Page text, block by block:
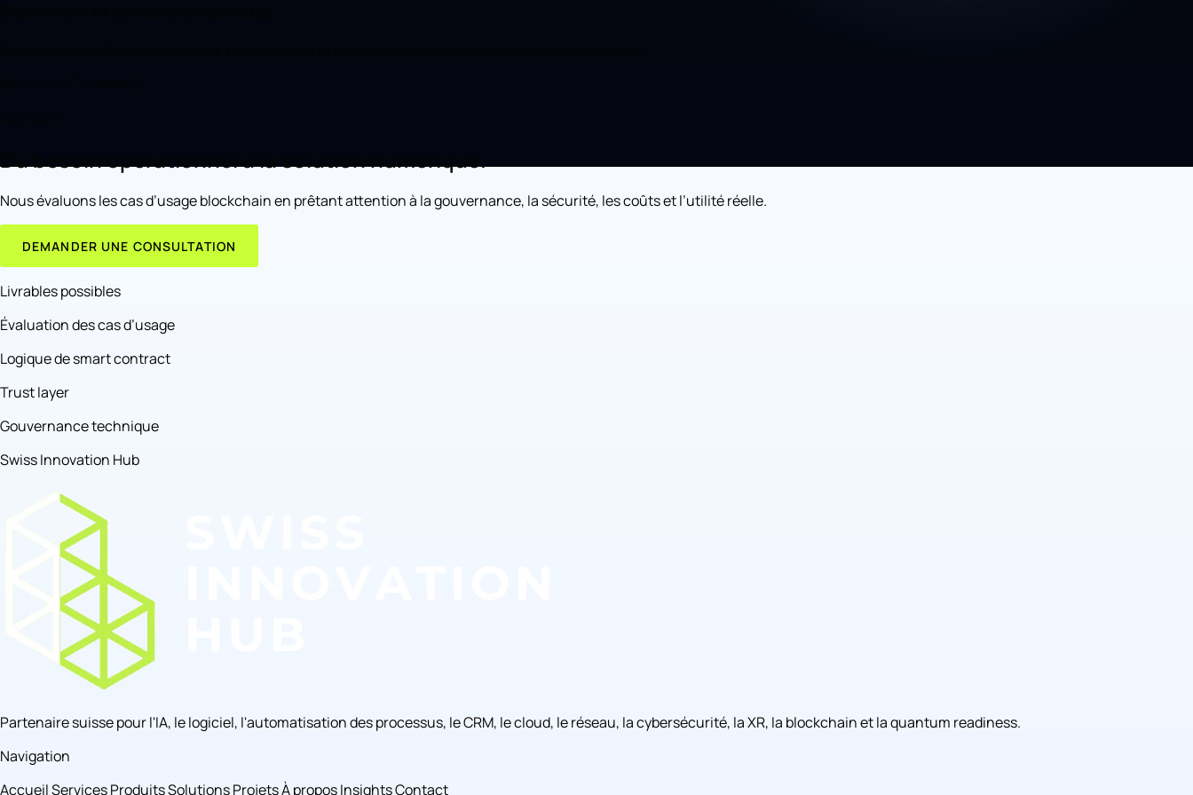
Nous évaluons les cas d’usage blockchain en prêtant attention à la gouvernance, la sécurité, les coûts et l’utilité réelle.
DEMANDER UNE CONSULTATION
Livrables possibles
Évaluation des cas d’usage
Logique de smart contract
Trust layer
Gouvernance technique
Swiss Innovation Hub
Partenaire suisse pour l'IA, le logiciel, l'automatisation des processus, le CRM, le cloud, le réseau, la cybersécurité, la XR, la blockchain et la quantum readiness.
Navigation
AccueilServicesProduitsSolutionsProjetsÀ proposInsightsContact